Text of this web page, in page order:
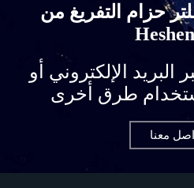
حزام التفريغ من
البريد الإلكتروني أو
معنا